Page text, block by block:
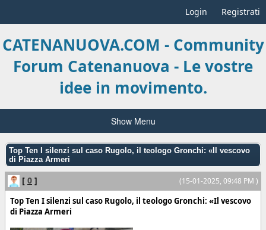
Login Registrati
CATENANUOVA.COM - Community
Forum Catenanuova - Le vostre
idee in movimento.
Show Menu
Top Ten I silenzi sul caso Rugolo, il teologo Gronchi: «Il vescovo
di Piazza Armeri
(15-01-2025, 09:48 PM )
[ 0 ]
Top Ten I silenzi sul caso Rugolo, il teologo Gronchi: «Il vescovo
di Piazza Armeri